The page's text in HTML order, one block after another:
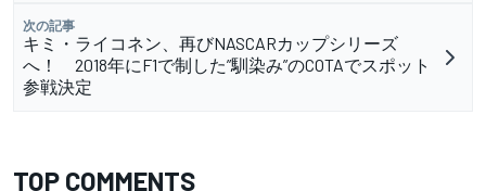
次の記事
キミ・ライコネン、再びNASCARカップシリーズ
へ！ 2018年にF1で制した”馴染み”のCOTAでスポット
参戦決定
TOP COMMENTS